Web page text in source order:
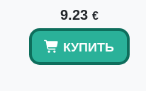
9.23 €
КУПИТЬ